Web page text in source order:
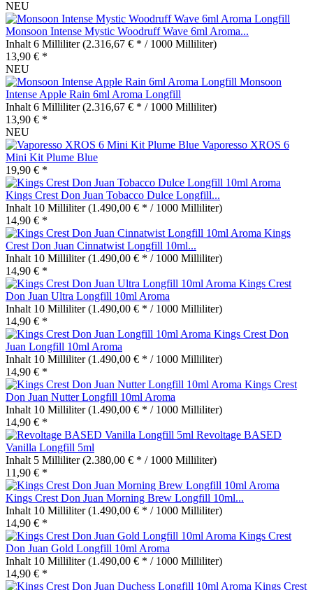
NEU
Monsoon Intense Mystic Woodruff Wave 6ml Aroma...
Inhalt6 Milliliter(2.316,67 € * / 1000 Milliliter)
13,90 € *
NEU
Monsoon
Intense Apple Rain 6ml Aroma Longfill
Inhalt6 Milliliter(2.316,67 € * / 1000 Milliliter)
13,90 € *
NEU
Vaporesso XROS 6
Mini Kit Plume Blue
19,90 € *
Kings Crest Don Juan Tobacco Dulce Longfill...
Inhalt 10 Milliliter(1.490,00 € * / 1000 Milliliter)
14,90 € *
Kings
Crest Don Juan Cinnatwist Longfill 10ml...
Inhalt 10 Milliliter(1.490,00 € * / 1000 Milliliter)
14,90 € *
Kings Crest
Don Juan Ultra Longfill 10ml Aroma
Inhalt 10 Milliliter(1.490,00 € * / 1000 Milliliter)
14,90 € *
Kings Crest Don
Juan Longfill 10ml Aroma
Inhalt 10 Milliliter(1.490,00 € * / 1000 Milliliter)
14,90 € *
Kings Crest
Don Juan Nutter Longfill 10ml Aroma
Inhalt 10 Milliliter(1.490,00 € * / 1000 Milliliter)
14,90 € *
Revoltage BASED
Vanilla Longfill 5ml
Inhalt 5 Milliliter(2.380,00 € * / 1000 Milliliter)
11,90 € *
Kings Crest Don Juan Morning Brew Longfill 10ml...
Inhalt 10 Milliliter(1.490,00 € * / 1000 Milliliter)
14,90 € *
Kings Crest
Don Juan Gold Longfill 10ml Aroma
Inhalt 10 Milliliter(1.490,00 € * / 1000 Milliliter)
14,90 € *
Kings Crest